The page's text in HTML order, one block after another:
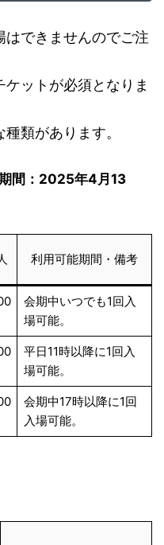
できませんのでご注
ットが必須となりま
類があります。
間：2025年4月13
利用可能期間・備考
会期中いつでも1回入
場可能。
平日11時以降に1回入
場可能。
会期中17時以降に1回
入場可能。